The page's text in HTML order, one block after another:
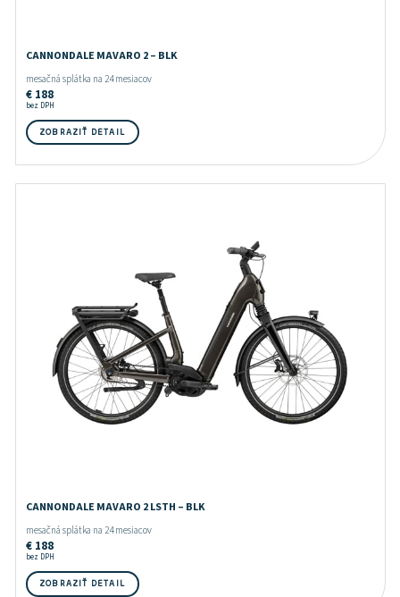
CANNONDALE MAVARO 2 – BLK
mesačná splátka na 24 mesiacov
€188
bez DPH
ZOBRAZIŤ DETAIL
CANNONDALE MAVARO 2 LSTH – BLK
mesačná splátka na 24 mesiacov
€188
bez DPH
ZOBRAZIŤ DETAIL